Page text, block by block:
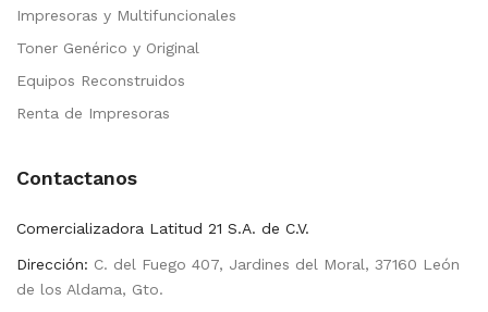
Impresoras y Multifuncionales
Toner Genérico y Original
Equipos Reconstruidos
Renta de Impresoras
Contactanos
Comercializadora Latitud 21 S.A. de C.V.
Dirección: C. del Fuego 407, Jardines del Moral, 37160 León
de los Aldama, Gto.